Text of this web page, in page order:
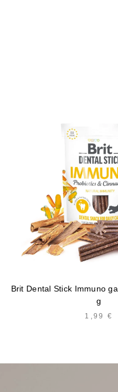
Brit Dental Stick Immuno
g
1,99€